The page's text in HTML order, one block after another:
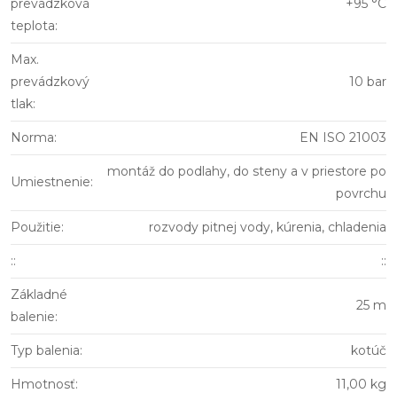
prevádzková
teplota:
+95 °C
Max.
prevádzkový
tlak:
10 bar
Norma: EN ISO 21003
Umiestnenie:
montáž do podlahy, do steny a v priestore po
povrchu
Použitie: rozvody pitnej vody, kúrenia, chladenia
:: ::
Základné
balenie:
25 m
Typ balenia: kotúč
Hmotnosť: 11,00 kg